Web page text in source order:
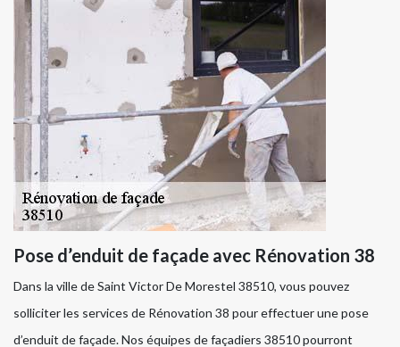
Pose d’enduit de façade avec Rénovation 38
Dans la ville de Saint Victor De Morestel 38510, vous pouvez
solliciter les services de Rénovation 38 pour effectuer une pose
d’enduit de façade. Nos équipes de façadiers 38510 pourront